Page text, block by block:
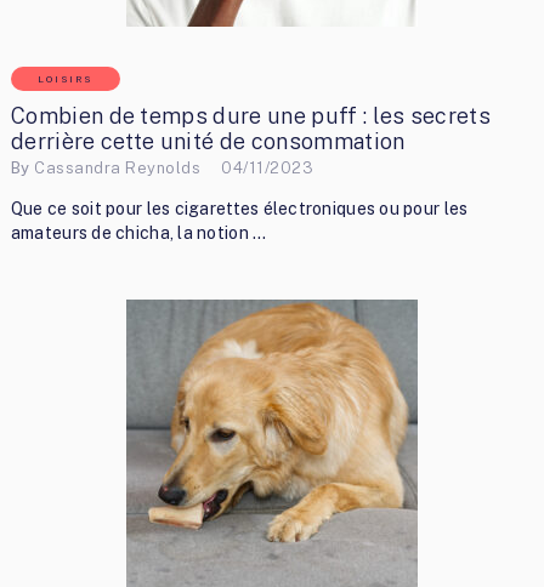
LOISIRS
Combien de temps dure une puff : les secrets
derrière cette unité de consommation
By Cassandra Reynolds 04/11/2023
Que ce soit pour les cigarettes électroniques ou pour les
amateurs de chicha, la notion …